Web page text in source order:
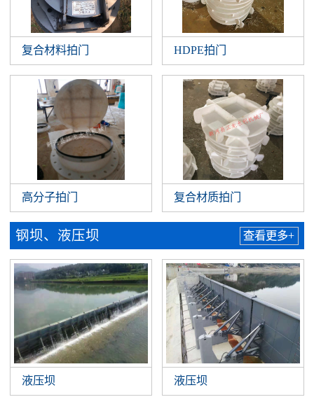
复合材料拍门 HDPE拍门
高分子拍门 复合材质拍门
钢坝、液压坝 查看更多+
液压坝 液压坝